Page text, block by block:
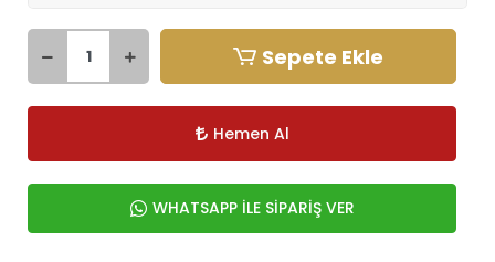
Sepete Ekle
Hemen Al
WHATSAPP İLE SİPARİŞ VER